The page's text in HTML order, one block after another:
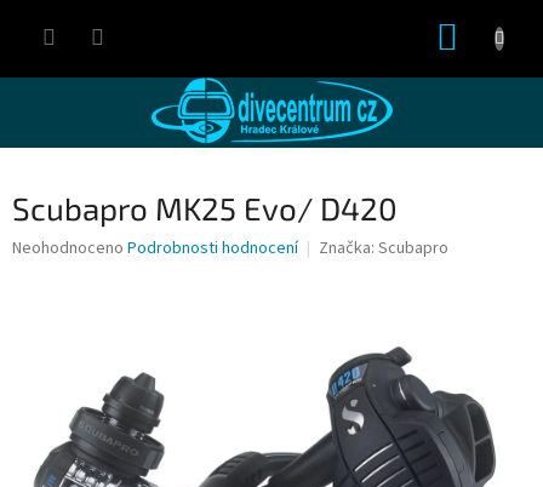
Scubapro MK25 Evo/ D420
Průměrné
hvězdiček.
Neohodnoceno Podrobnosti hodnocení Značka: Scubapro